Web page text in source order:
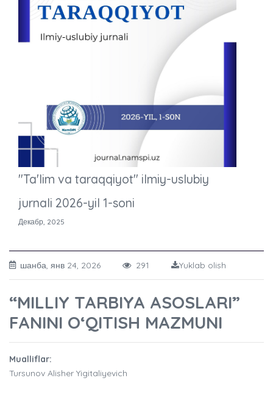
"Ta'lim va taraqqiyot" ilmiy-uslubiy
jurnali 2026-yil 1-soni
Декабр, 2025
шанба, янв 24, 2026 291 Yuklab olish
“MILLIY TARBIYA ASOSLARI”
FANINI O‘QITISH MAZMUNI
Mualliflar:
Tursunov Alisher Yigitaliyevich